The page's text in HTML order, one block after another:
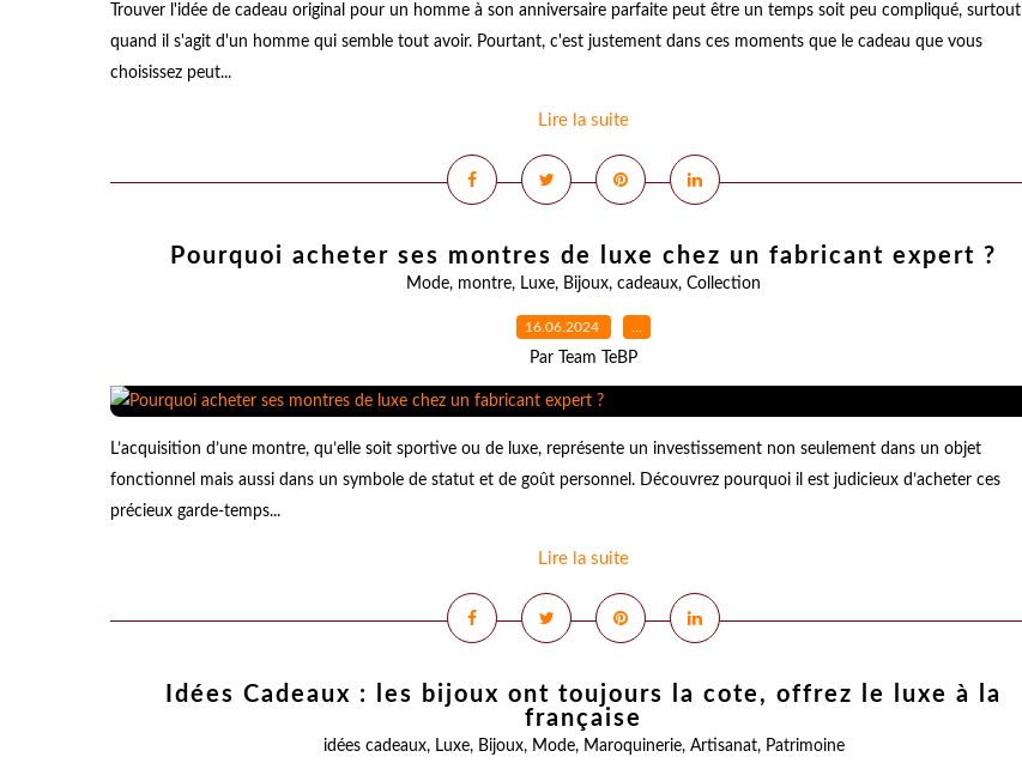
Trouver l'idée de cadeau original pour un homme à son anniversaire parfaite peut être un temps soit peu compliqué, surtout
quand il s'agit d'un homme qui semble tout avoir. Pourtant, c'est justement dans ces moments que le cadeau que vous
choisissez peut...
Lire la suite
Pourquoi acheter ses montres de luxe chez un fabricant expert ?
Mode, montre, Luxe, Bijoux, cadeaux, Collection
16.06.2024 …
Par Team TeBP
L’acquisition d’une montre, qu’elle soit sportive ou de luxe, représente un investissement non seulement dans un objet
fonctionnel mais aussi dans un symbole de statut et de goût personnel. Découvrez pourquoi il est judicieux d’acheter ces
précieux garde-temps...
Lire la suite
Idées Cadeaux : les bijoux ont toujours la cote, offrez le luxe à la
française
idées cadeaux, Luxe, Bijoux, Mode, Maroquinerie, Artisanat, Patrimoine